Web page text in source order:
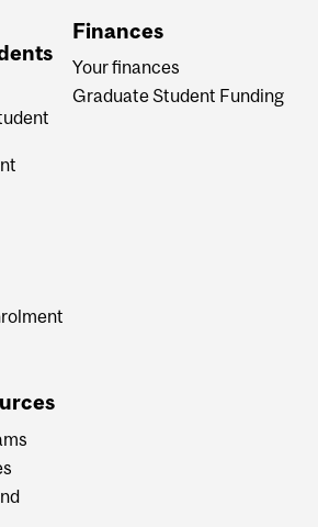
Finances
Your finances
Graduate Student Funding